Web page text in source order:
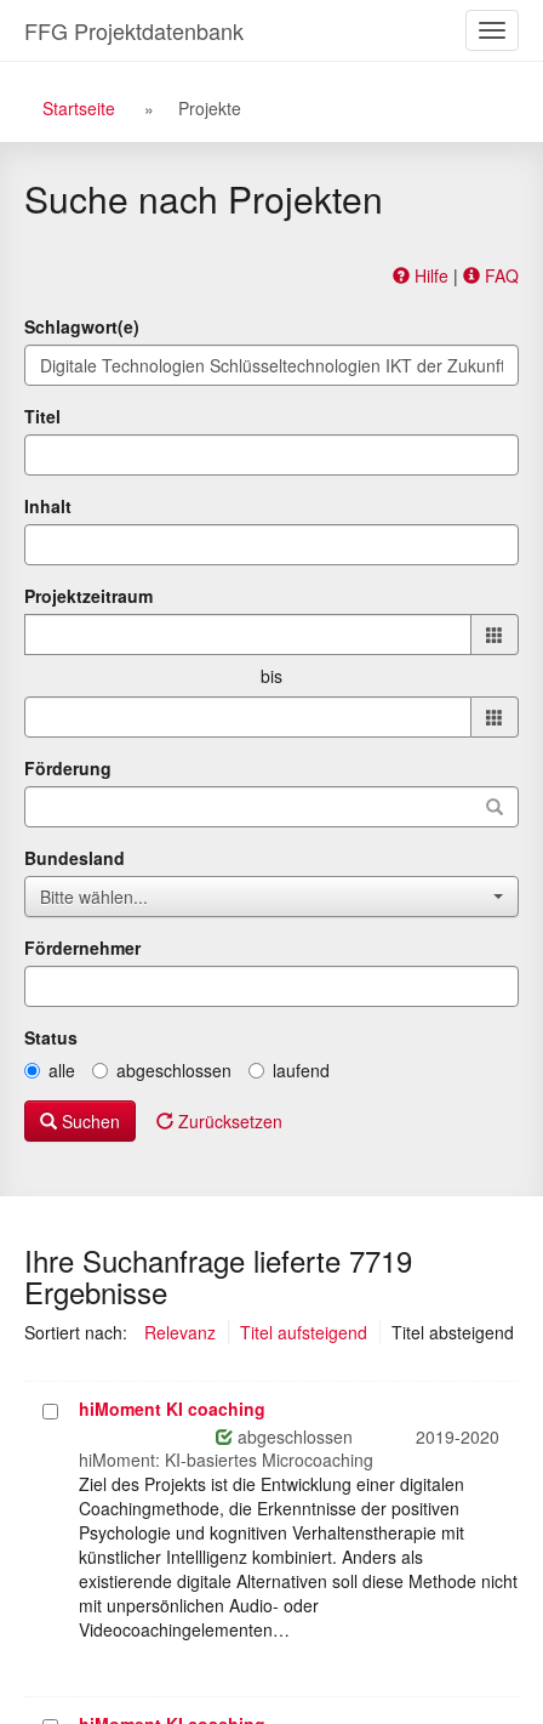
den
Inhalt
ein-/
FFG Projektdatenbank
Breadcrumb
Navigation
Startseite Projekte
Suche nach Projekten
Hilfe | FAQ
Schlagwort(e)
Titel
Inhalt
Projektzeitraum
von
bis
Förderung
Bundesland
Bitte wählen...
Fördernehmer
Status
alle
abgeschlossen laufend
Suchen Zurücksetzen
Ihre Suchanfrage lieferte 7719
Ergebnisse
Sortiert nach: Relevanz Titel aufsteigend Titel absteigend
ProjekthiMoment KI coaching
abgeschlossen
2019-2020
hiMoment: KI-basiertes Microcoaching
Ziel des Projekts ist die Entwicklung einer digitalen
Coachingmethode, die Erkenntnisse der positiven
Psychologie und kognitiven Verhaltenstherapie mit
künstlicher Intellligenz kombiniert. Anders als
existierende digitale Alternativen soll diese Methode nicht
mit unpersönlichen Audio- oder
Videocoachingelementen…